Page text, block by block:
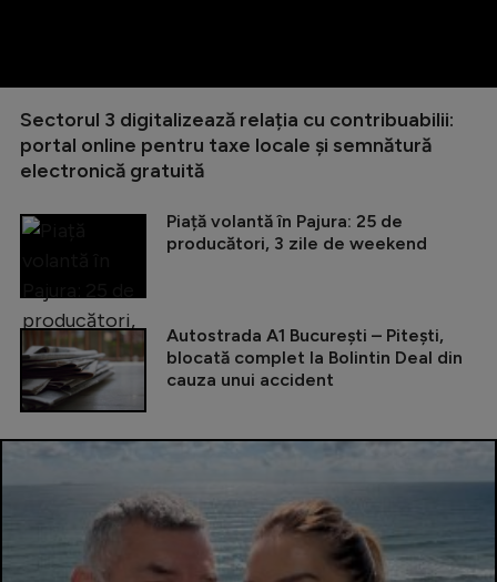
Sectorul 3 digitalizează relația cu contribuabilii:
portal online pentru taxe locale și semnătură
electronică gratuită
Piață volantă în Pajura: 25 de
producători, 3 zile de weekend
Autostrada A1 București – Pitești,
blocată complet la Bolintin Deal din
cauza unui accident